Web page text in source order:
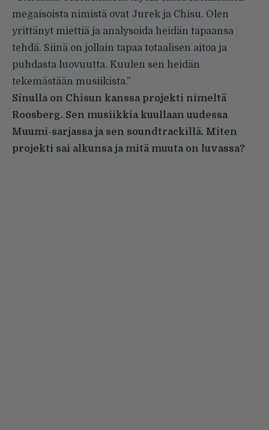
megaisoista nimistä ovat Jurek ja Chisu. Olen
yrittänyt miettiä ja analysoida heidän tapaansa
tehdä. Siinä on jollain tapaa totaalisen aitoa ja
puhdasta luovuutta. Kuulen sen heidän
tekemästään musiikista.”
Sinulla on Chisun kanssa projekti nimeltä
Roosberg. Sen musiikkia kuullaan uudessa
Muumi-sarjassa ja sen soundtrackillä. Miten
projekti sai alkunsa ja mitä muuta on luvassa?